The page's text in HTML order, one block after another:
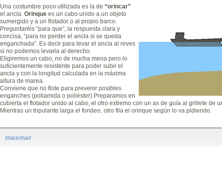
Una costumbre poco utilizada es la de “orincar”
el ancla. Orinque es un cabo unido a un objeto
sumergido y a un flotador o al propio barco.
Preguntaréis “para que”, la respuesta clara y
concisa, “para no perder el ancla si se queda
enganchada”. Es decir para levar el ancla al reves
si no podemos levarla al derecho.
Eligiremos un cabo, no de mucha mena pero lo
suficientemente resistente para poder subir el
ancla y con la longitud calculada en la máxima
altura de marea.
Conviene que no flote para prevenir posibles
enganches (poliamida o poliéster).Preparamos en
cubierta el flotador unido al cabo, el otro extremo con un as de guía al grillete de
Mientras un tripulante larga el fondeo, otro fila el orinque según lo va pidiendo.
masmar